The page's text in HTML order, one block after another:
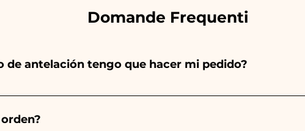
Domande Frequenti
de antelación tengo que hacer mi pedido?
totalmente a mano, ¡por lo que su creación lleva
horarios indicados, ¡contáctanos para solicitar información